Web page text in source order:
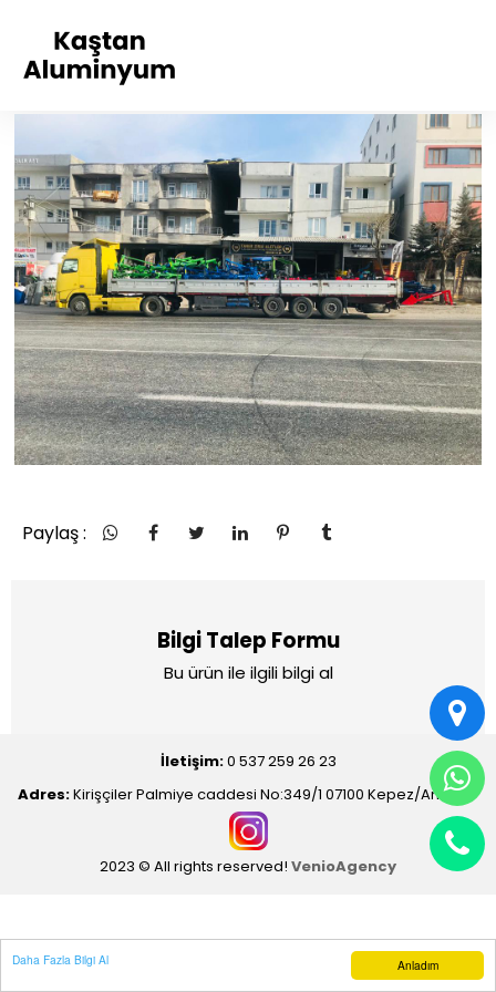
Anladım
Daha Fazla Bilgi Al
Paylaş :
Bilgi Talep Formu
Bu ürün ile ilgili bilgi al
İletişim:0 537 259 26 23
Adres:Kirişçiler Palmiye caddesi No:349/1 07100 Kepez/Antalya
2023 © All rights reserved! VenioAgency